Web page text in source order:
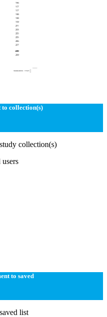
to collection(s)
collection(s)
to saved
list